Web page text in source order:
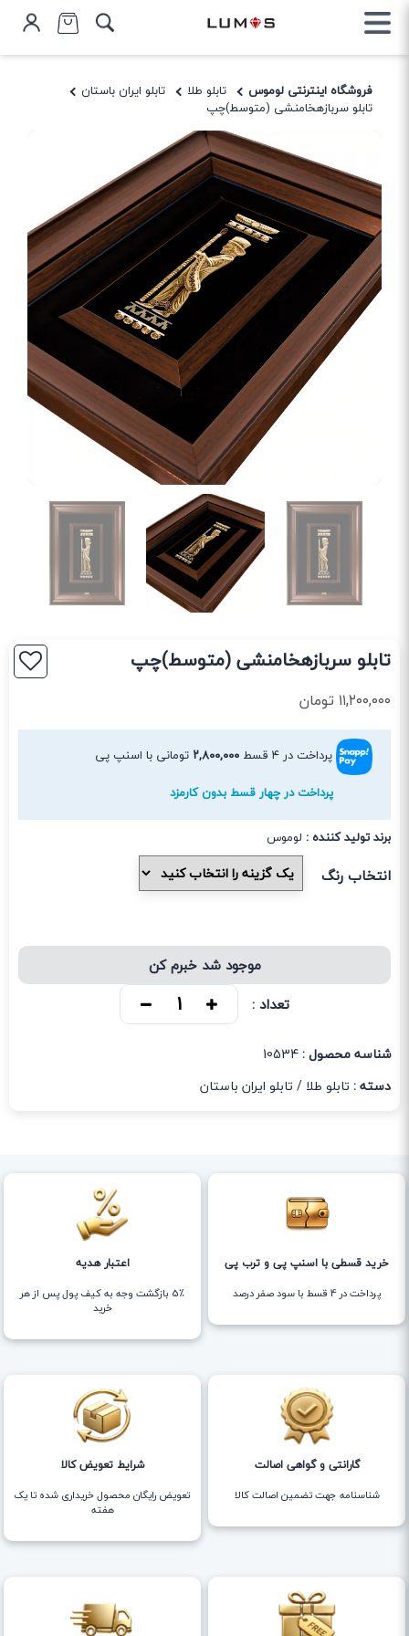
فروشگاه اینترنتی لوموس تابلو طلا
تابلو ایران باستان
تابلو سربازهخامنشی (متوسط)چپ
تابلو سربازهخامنشی (متوسط)چپ
۱۱,۲۰۰,۰۰۰ تومان
پرداخت در ۴ قسط ۲,۸۰۰,۰۰۰ تومانی با اسنپ پی
پرداخت در چهار قسط بدون کارمزد
برند تولید کننده : لوموس
انتخاب رنگ
موجود شد خبرم کن
تعداد :
شناسه محصول :10534
دسته : تابلو طلا / تابلو ایران باستان
خرید قسطی با اسنپ پی و ترب پی
پرداخت در 4 قسط با سود صفر درصد
اعتبار هدیه
5٪ بازگشت وجه به کیف پول پس از هر
خرید
گارانتی و گواهی اصالت
شناسنامه جهت تضمین اصالت کالا
شرایط تعویض کالا
تعویض رایگان محصول خریداری شده تا یک
هفته